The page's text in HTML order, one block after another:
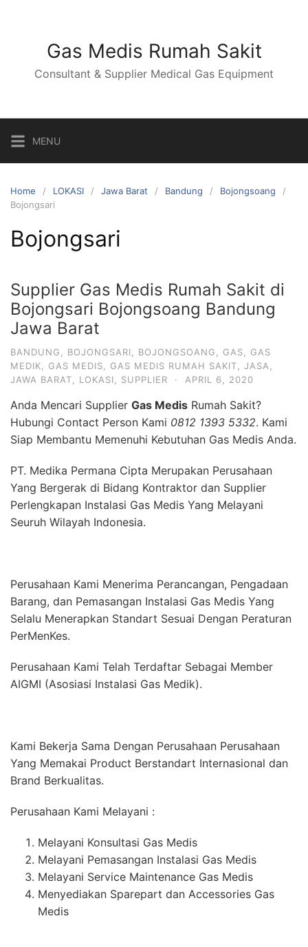
Gas Medis Rumah Sakit
Consultant & Supplier Medical Gas Equipment
MENU
Home LOKASI Jawa Barat Bandung
Bojongsoang
Bojongsari
Bojongsari
Supplier Gas Medis Rumah Sakit di
Bojongsari Bojongsoang Bandung
Jawa Barat
BANDUNG BOJONGSARI BOJONGSOANG GAS
GAS
MEDIK
GAS MEDIS GAS MEDIS RUMAH SAKIT JASA
JAWA BARAT
LOKASI SUPPLIER · APRIL 6, 2020
Anda Mencari Supplier Gas Medis Rumah Sakit?
Hubungi Contact Person Kami 0812 1393 5332. Kami
Siap Membantu Memenuhi Kebutuhan Gas Medis Anda.
PT. Medika Permana Cipta Merupakan Perusahaan
Yang Bergerak di Bidang Kontraktor dan Supplier
Perlengkapan Instalasi Gas Medis Yang Melayani
Seuruh Wilayah Indonesia.
Perusahaan Kami Menerima Perancangan, Pengadaan
Barang, dan Pemasangan Instalasi Gas Medis Yang
Selalu Menerapkan Standart Sesuai Dengan Peraturan
PerMenKes.
Perusahaan Kami Telah Terdaftar Sebagai Member
AIGMI (Asosiasi Instalasi Gas Medik).
Kami Bekerja Sama Dengan Perusahaan Perusahaan
Yang Memakai Product Berstandart Internasional dan
Brand Berkualitas.
Perusahaan Kami Melayani :
Melayani Konsultasi Gas Medis
Melayani Pemasangan Instalasi Gas Medis
Melayani Service Maintenance Gas Medis
Menyediakan Sparepart dan Accessories Gas
Medis